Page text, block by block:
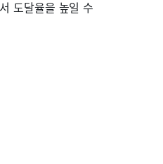
도달율을 높일 수